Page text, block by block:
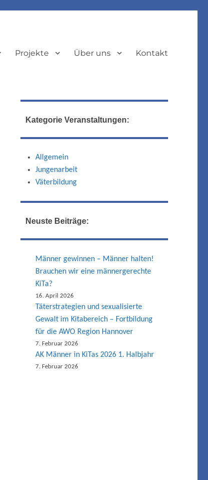
Projekte Über uns Kontakt
Kategorie Veranstaltungen:
Allgemein
Jungenarbeit
Väterbildung
Neuste Beiträge:
Männer gewinnen – Männer halten!
Brauchen wir eine männergerechte
KiTa?
16. April 2026
Täterstrategien und sexualisierte
Gewalt im Kitabereich – Fortbildung
für die AWO Region Hannover
7. Februar 2026
AK Männer in KiTas 2026 1. Halbjahr
7. Februar 2026